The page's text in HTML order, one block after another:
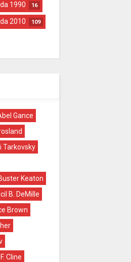
1990 16
2010 109
Gance
Tarkovsky
Keaton
B. DeMille
Brown
Cline